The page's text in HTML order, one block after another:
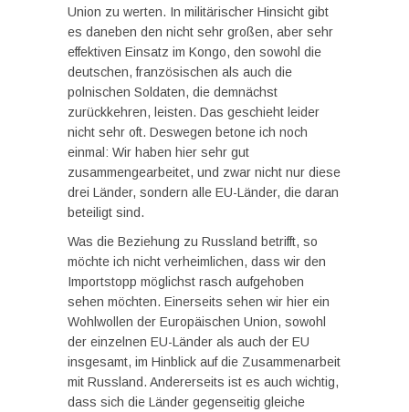
Union zu werten. In militärischer Hinsicht gibt
es daneben den nicht sehr großen, aber sehr
effektiven Einsatz im Kongo, den sowohl die
deutschen, französischen als auch die
polnischen Soldaten, die demnächst
zurückkehren, leisten. Das geschieht leider
nicht sehr oft. Deswegen betone ich noch
einmal: Wir haben hier sehr gut
zusammengearbeitet, und zwar nicht nur diese
drei Länder, sondern alle EU-Länder, die daran
beteiligt sind.
Was die Beziehung zu Russland betrifft, so
möchte ich nicht verheimlichen, dass wir den
Importstopp möglichst rasch aufgehoben
sehen möchten. Einerseits sehen wir hier ein
Wohlwollen der Europäischen Union, sowohl
der einzelnen EU-Länder als auch der EU
insgesamt, im Hinblick auf die Zusammenarbeit
mit Russland. Andererseits ist es auch wichtig,
dass sich die Länder gegenseitig gleiche